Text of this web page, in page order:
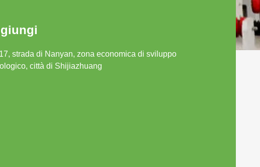
strada di Nanyan, zona economica di sviluppo
città di Shijiazhuang